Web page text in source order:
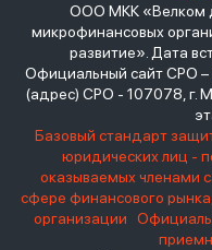
ООО МКК «Велком
микрофинансовых
развитие». Дата
Официальный сайт СРО –
(адрес) СРО - 107078, г.
Базовый стандарт
юридических лиц -
оказываемых членами
сфере финансового
организации